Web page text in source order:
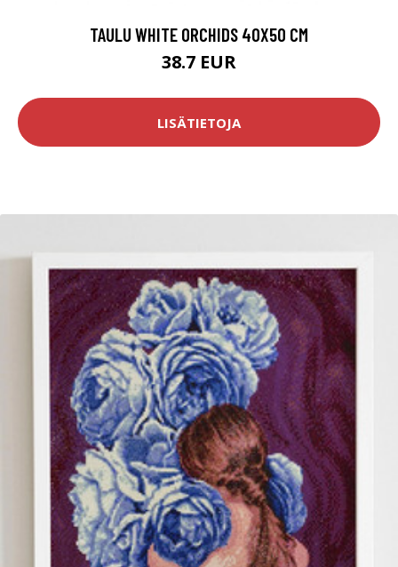
TAULU WHITE ORCHIDS 40X50 CM
38.7 EUR
LISÄTIETOJA